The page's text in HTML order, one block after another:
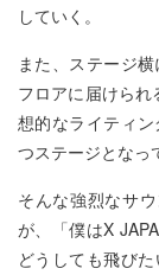
していく。
また、ステージ
フロアに届けら
想的なライティ
つステージとなっ
そんな強烈なサ
が、「僕はX
どうしても飛び